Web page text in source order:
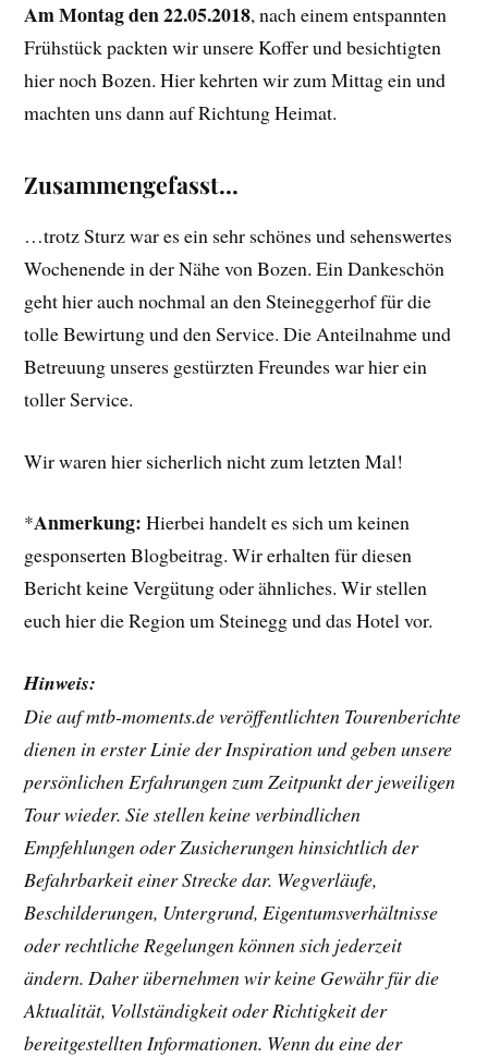
Am Montag den 22.05.2018, nach einem entspannten
Frühstück packten wir unsere Koffer und besichtigten
hier noch Bozen. Hier kehrten wir zum Mittag ein und
machten uns dann auf Richtung Heimat.
Zusammengefasst…
…trotz Sturz war es ein sehr schönes und sehenswertes
Wochenende in der Nähe von Bozen. Ein Dankeschön
geht hier auch nochmal an den Steineggerhof für die
tolle Bewirtung und den Service. Die Anteilnahme und
Betreuung unseres gestürzten Freundes war hier ein
toller Service.
Wir waren hier sicherlich nicht zum letzten Mal!
*Anmerkung: Hierbei handelt es sich um keinen
gesponserten Blogbeitrag. Wir erhalten für diesen
Bericht keine Vergütung oder ähnliches. Wir stellen
euch hier die Region um Steinegg und das Hotel vor.
Hinweis:
Die auf mtb-moments.de veröffentlichten Tourenberichte
dienen in erster Linie der Inspiration und geben unsere
persönlichen Erfahrungen zum Zeitpunkt der jeweiligen
Tour wieder. Sie stellen keine verbindlichen
Empfehlungen oder Zusicherungen hinsichtlich der
Befahrbarkeit einer Strecke dar. Wegverläufe,
Beschilderungen, Untergrund, Eigentumsverhältnisse
oder rechtliche Regelungen können sich jederzeit
ändern. Daher übernehmen wir keine Gewähr für die
Aktualität, Vollständigkeit oder Richtigkeit der
bereitgestellten Informationen. Wenn du eine der